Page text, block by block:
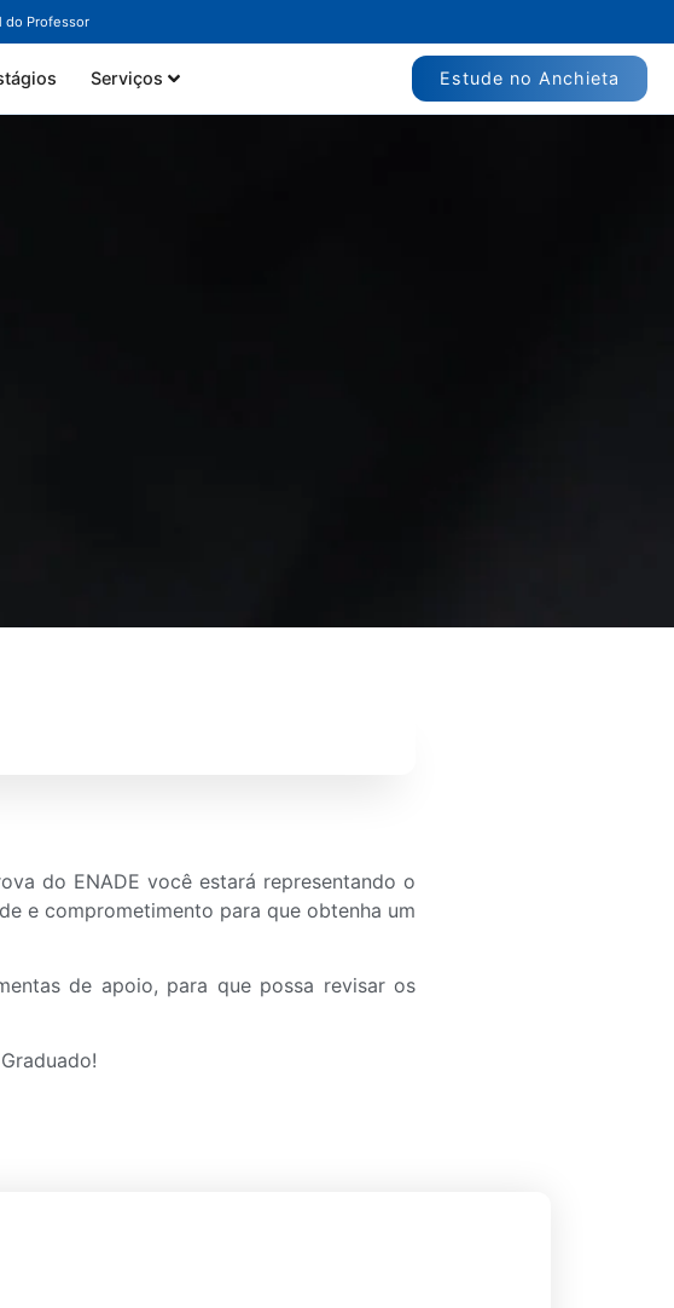
do Professor
Serviços Estude no Anchieta
do ENADE você estará representando o
e comprometimento para que obtenha um
de apoio, para que possa revisar os